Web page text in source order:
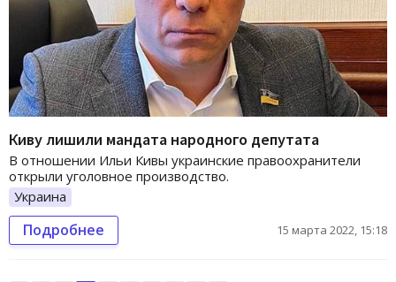
Киву лишили мандата народного депутата
В отношении Ильи Кивы украинские правоохранители
открыли уголовное производство.
Украина
Подробнее 15 марта 2022, 15:18